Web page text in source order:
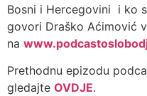
Bosni i Hercegovini i ko
govori Draško Aćimović
na
Prethodnu epizodu
gledajte OVDJE.